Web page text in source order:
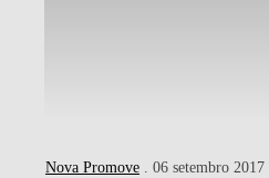
Nova Promove . 06 setembro 2017